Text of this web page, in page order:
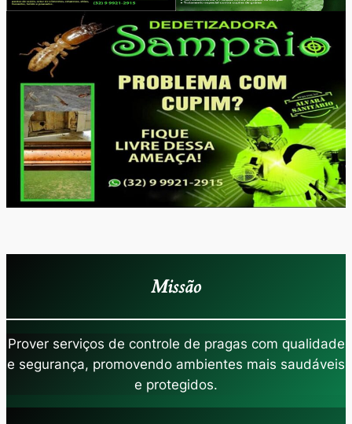
Missão
Prover serviços de controle de pragas com qualidade
e segurança, promovendo ambientes mais saudáveis
e protegidos.